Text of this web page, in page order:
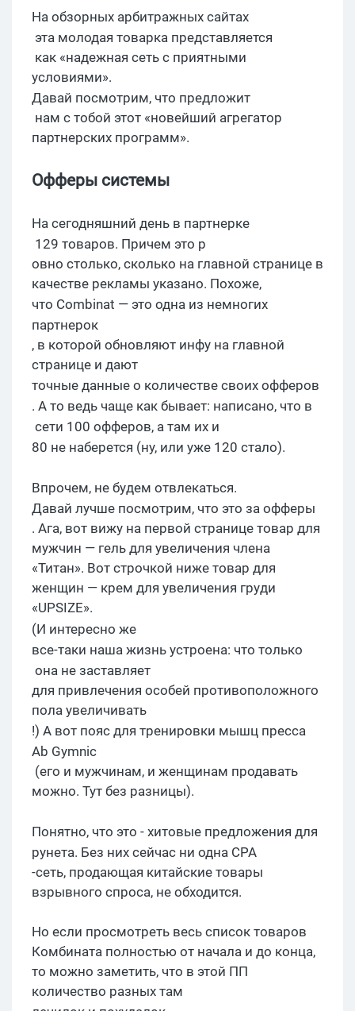
На обзорных арбитражных сайтах
эта молодая товарка представляется
как «надежная сеть с приятными
условиями».
Давай посмотрим, что предложит
нам с тобой этот «новейший агрегатор
партнерских программ».
Офферы системы
На сегодняшний день в партнерке
129 товаров. Причем это р
овно столько, сколько на главной странице в
качестве рекламы указано. Похоже,
что Combinat — это одна из немногих
партнерок
, в которой обновляют инфу на главной
странице и дают
точные данные о количестве своих офферов
. А то ведь чаще как бывает: написано, что в
сети 100 офферов, а там их и
80 не наберется (ну, или уже 120 стало).
Впрочем, не будем отвлекаться.
Давай лучше посмотрим, что это за офферы
. Ага, вот вижу на первой странице товар для
мужчин — гель для увеличения члена
«Титан». Вот строчкой ниже товар для
женщин — крем для увеличения груди
«UPSIZE».
(И интересно же
все-таки наша жизнь устроена: что только
она не заставляет
для привлечения особей противоположного
пола увеличивать
!) А вот пояс для тренировки мышц пресса
Ab Gymnic
(его и мужчинам, и женщинам продавать
можно. Тут без разницы).
Понятно, что это - хитовые предложения для
рунета. Без них сейчас ни одна CPA
-сеть, продающая китайские товары
взрывного спроса, не обходится.
Но если просмотреть весь список товаров
Комбината полностью от начала и до конца,
то можно заметить, что в этой ПП
количество разных там